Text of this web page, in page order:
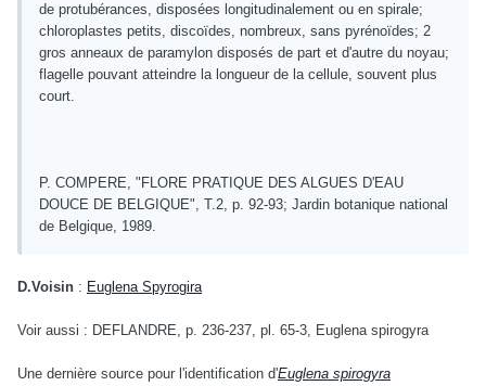
de protubérances, disposées longitudinalement ou en spirale;
chloroplastes petits, discoïdes, nombreux, sans pyrénoïdes; 2
gros anneaux de paramylon disposés de part et d'autre du noyau;
flagelle pouvant atteindre la longueur de la cellule, souvent plus
court.
P. COMPERE, "FLORE PRATIQUE DES ALGUES D'EAU
DOUCE DE BELGIQUE", T.2, p. 92-93; Jardin botanique national
de Belgique, 1989.
D.Voisin : Euglena Spyrogira
Voir aussi : DEFLANDRE, p. 236-237, pl. 65-3, Euglena spirogyra
Une dernière source pour l'identification d'Euglena spirogyra